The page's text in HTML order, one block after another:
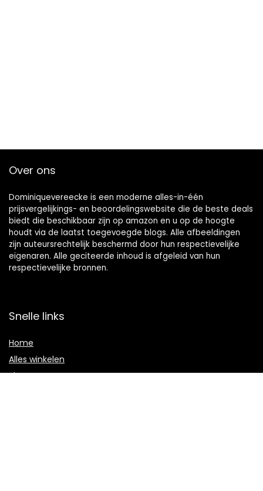
Over ons
Dominiquevereecke is een moderne alles-in-één
prijsvergelijkings- en beoordelingswebsite die de beste deals
biedt die beschikbaar zijn op amazon en u op de hoogte
houdt via de laatst toegevoegde blogs. Alle afbeeldingen
zijn auteursrechtelijk beschermd door hun respectievelijke
eigenaren. Alle geciteerde inhoud is afgeleid van hun
respectievelijke bronnen.
Snelle links
Home
Alles winkelen
Blogs